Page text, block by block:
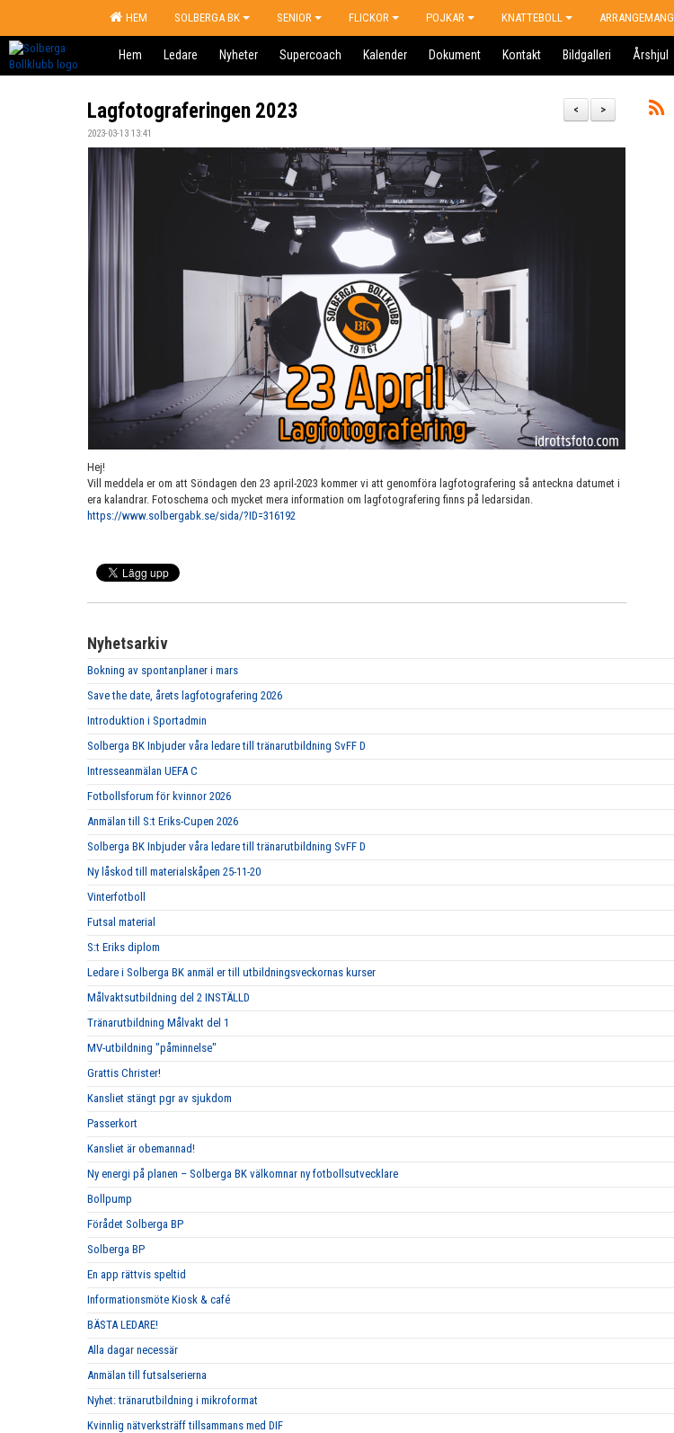
HEM SOLBERGA BK SENIOR FLICKOR POJKAR KNATTEBOLL ARRANGEMANG
Hem Ledare Nyheter Supercoach Kalender Dokument Kontakt Bildgalleri Årshjul
>
<
Lagfotograferingen 2023
2023-03-13 13:41
Hej!
Vill meddela er om att Söndagen den 23 april-2023 kommer vi att genomföra lagfotografering så anteckna datumet i
era kalandrar. Fotoschema och mycket mera information om lagfotografering finns på ledarsidan.
https://www.solbergabk.se/sida/?ID=316192
Nyhetsarkiv
Bokning av spontanplaner i mars
Save the date, årets lagfotografering 2026
Introduktion i Sportadmin
Solberga BK Inbjuder våra ledare till tränarutbildning SvFF D
Intresseanmälan UEFA C
Fotbollsforum för kvinnor 2026
Anmälan till S:t Eriks-Cupen 2026
Solberga BK Inbjuder våra ledare till tränarutbildning SvFF D
Ny låskod till materialskåpen 25-11-20
Vinterfotboll
Futsal material
S:t Eriks diplom
Ledare i Solberga BK anmäl er till utbildningsveckornas kurser
Målvaktsutbildning del 2 INSTÄLLD
Tränarutbildning Målvakt del 1
MV-utbildning "påminnelse"
Grattis Christer!
Kansliet stängt pgr av sjukdom
Passerkort
Kansliet är obemannad!
Ny energi på planen – Solberga BK välkomnar ny fotbollsutvecklare
Bollpump
Förådet Solberga BP
Solberga BP
En app rättvis speltid
Informationsmöte Kiosk & café
BÄSTA LEDARE!
Alla dagar necessär
Anmälan till futsalserierna
Nyhet: tränarutbildning i mikroformat
Kvinnlig nätverksträff tillsammans med DIF